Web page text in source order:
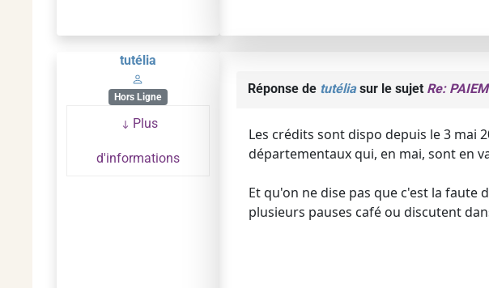
tutélia
Hors Ligne
Plus
d'informations
Réponse de tutéliasur le sujet Re:
Les crédits sont dispo depuis le 3 mai
départementaux qui, en mai, sont en
Et qu'on ne dise pas que c'est la
plusieurs pauses café ou discutent